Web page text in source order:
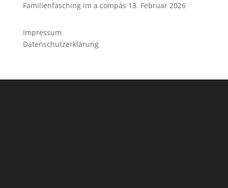
Familienfasching im a compás 13. Februar 2026
Impressum
Datenschutzerklärung